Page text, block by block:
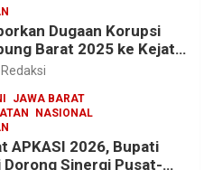
Dugaan Korupsi
Barat 2025 ke Kejati
Proyek Jalan
Redaksi
JAWA BARAT
NASIONAL
APKASI 2026, Bupati
Dorong Sinergi Pusat-